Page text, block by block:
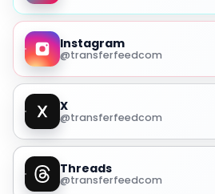
Instagram
@transferfeedcom
X
@transferfeedcom
Threads
@transferfeedcom